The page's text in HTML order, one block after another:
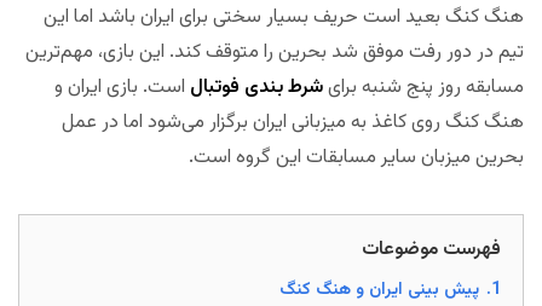
هنگ کنگ بعید است حریف بسیار سختی برای ایران باشد اما این
تیم در دور رفت موفق شد بحرین را متوقف کند. این بازی، مهم‌ترین
مسابقه روز پنج شنبه برایشرط بندی فوتبال است. بازی ایران و
هنگ کنگ روی کاغذ به میزبانی ایران برگزار می‌شود اما در عمل
بحرین میزبان سایر مسابقات این گروه است.
فهرست موضوعات
1. پیش بینی ایران و هنگ کنگ